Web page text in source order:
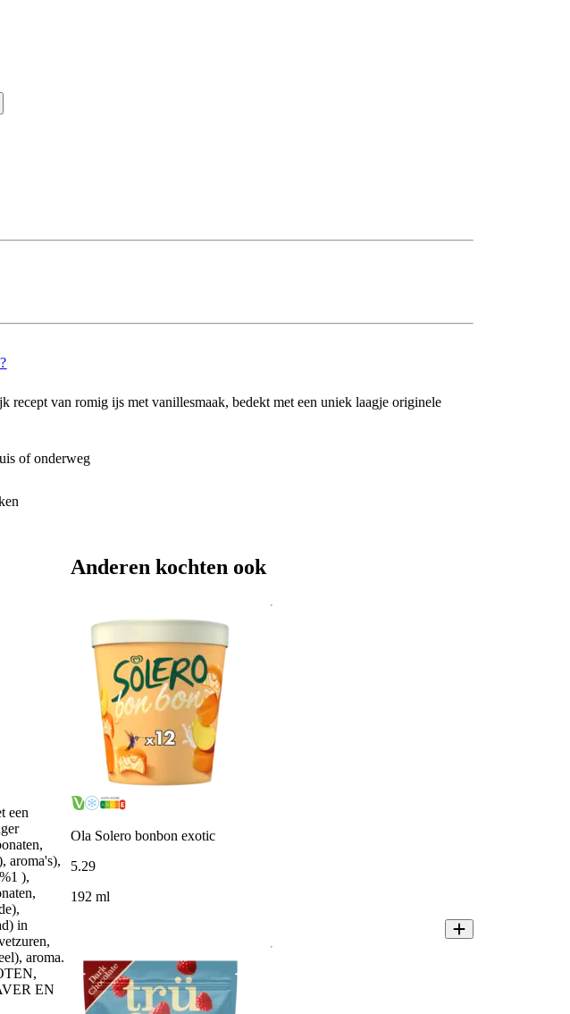
recept van romig ijs met vanillesmaak, bedekt met een uniek laagje originele
of onderweg
een
aroma's),
),
in
aroma.
EN
Anderen kochten ook
Ola Solero bonbon exotic
5.29
192 ml